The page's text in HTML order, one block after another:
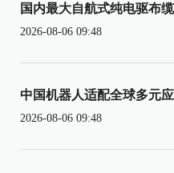
国内最大自航式纯电驱布
2026-08-06 09:48
中国机器人适配全球多元
2026-08-06 09:48